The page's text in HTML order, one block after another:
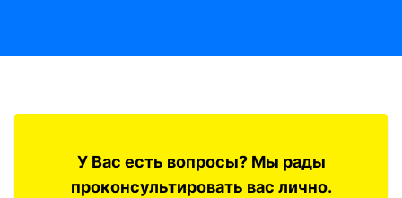
У Вас есть вопросы? Мы рады
проконсультировать вас лично.